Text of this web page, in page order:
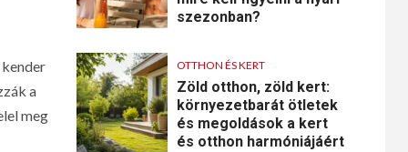
a
meg
szezonban?
OTTHON ÉS KERT
Zöld otthon, zöld kert:
környezetbarát ötletek
és megoldások a kert
és otthon harmóniájáért